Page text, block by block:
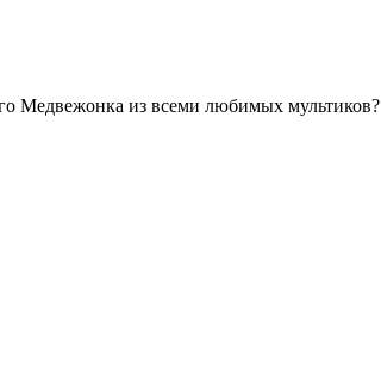
Медвежонка из всеми любимых мультиков?